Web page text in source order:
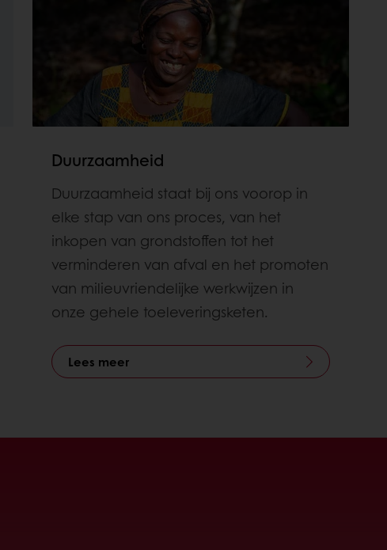
Duurzaamheid
Duurzaamheid staat bij ons voorop in
elke stap van ons proces, van het
inkopen van grondstoffen tot het
verminderen van afval en het promoten
van milieuvriendelijke werkwijzen in
onze gehele toeleveringsketen.
Lees meer